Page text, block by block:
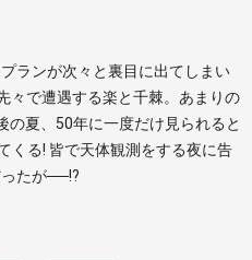
ランが次々と裏目に出てしまい
々で遭遇する楽と千棘。あまりの
の夏、50年に一度だけ見られると
くる! 皆で天体観測をする夜に告
たが──!?